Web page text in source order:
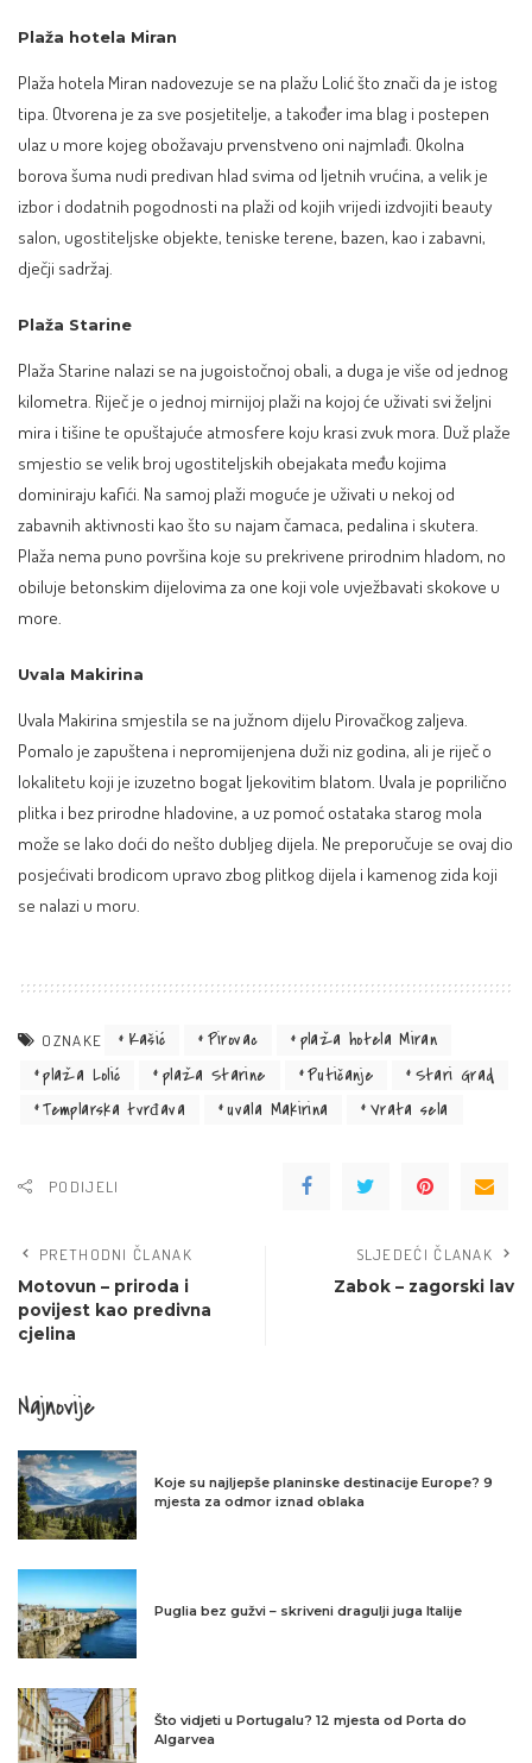
Plaža hotela Miran
Plaža hotela Miran nadovezuje se na plažu Lolić što znači da je istog
tipa. Otvorena je za sve posjetitelje, a također ima blag i postepen
ulaz u more kojeg obožavaju prvenstveno oni najmlađi. Okolna
borova šuma nudi predivan hlad svima od ljetnih vrućina, a velik je
izbor i dodatnih pogodnosti na plaži od kojih vrijedi izdvojiti beauty
salon, ugostiteljske objekte, teniske terene, bazen, kao i zabavni,
dječji sadržaj.
Plaža Starine
Plaža Starine nalazi se na jugoistočnoj obali, a duga je više od jednog
kilometra. Riječ je o jednoj mirnijoj plaži na kojoj će uživati svi željni
mira i tišine te opuštajuće atmosfere koju krasi zvuk mora. Duž plaže
smjestio se velik broj ugostiteljskih obejakata među kojima
dominiraju kafići. Na samoj plaži moguće je uživati u nekoj od
zabavnih aktivnosti kao što su najam čamaca, pedalina i skutera.
Plaža nema puno površina koje su prekrivene prirodnim hladom, no
obiluje betonskim dijelovima za one koji vole uvježbavati skokove u
more.
Uvala Makirina
Uvala Makirina smjestila se na južnom dijelu Pirovačkog zaljeva.
Pomalo je zapuštena i nepromijenjena duži niz godina, ali je riječ o
lokalitetu koji je izuzetno bogat ljekovitim blatom. Uvala je poprilično
plitka i bez prirodne hladovine, a uz pomoć ostataka starog mola
može se lako doći do nešto dubljeg dijela. Ne preporučuje se ovaj dio
posjećivati brodicom upravo zbog plitkog dijela i kamenog zida koji
se nalazi u moru.
OZNAKE Kašić Pirovac
plaža hotela Miran
plaža Lolić
plaža Starine Putičanje
Stari Grad
Templarska tvrđava
uvala Makirina Vrata sela
PODIJELI
PRETHODNI ČLANAK
Motovun – priroda i
povijest kao predivna
cjelina
SLJEDEĆI ČLANAK
Zabok – zagorski lav
Najnovije
Koje su najljepše planinske destinacije Europe? 9
mjesta za odmor iznad oblaka
Puglia bez gužvi – skriveni dragulji juga Italije
Što vidjeti u Portugalu? 12 mjesta od Porta do
Algarvea